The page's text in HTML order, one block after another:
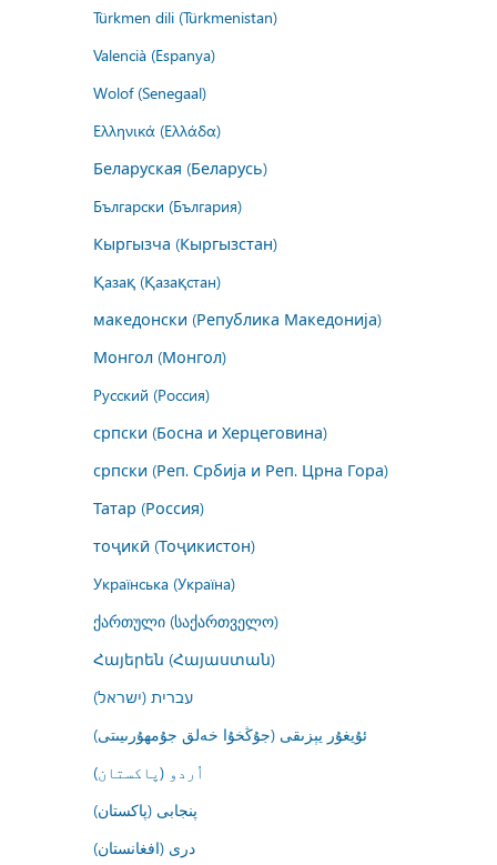
Türkmen dili (Türkmenistan)
Valencià (Espanya)
Wolof (Senegaal)
Ελληνικά (Ελλάδα)
Беларуская (Беларусь)
Български (България)
Кыргызча (Кыргызстан)
Қазақ (Қазақстан)
македонски (Република Македонија)
Монгол (Монгол)
Русский (Россия)
српски (Босна и Херцеговина)
српски (Реп. Србија и Реп. Црна Гора)
Татар (Россия)
тоҷикӣ (Тоҷикистон)
Українська (Україна)
ქართული (საქართველო)
Հայերեն (Հայաստան)
עברית (ישראל)
ئۇيغۇر يېزىقى (جۇڭخۇا خەلق جۇمھۇرىيىتى)
اُردو (پاکستان)
پنجابی (پاکستان)
درى (افغانستان)